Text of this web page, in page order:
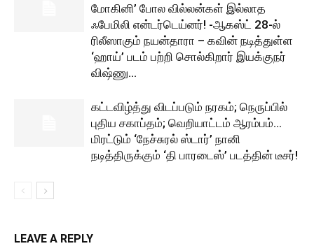
மோகினி’ போல வில்லன்கள் இல்லாத
ஃபேமிலி என்டர்டெய்னர்! -ஆகஸ்ட் 28-ல்
ரிலீஸாகும் நயன்தாரா – கவின் நடித்துள்ள
‘ஹாய்’ படம் பற்றி சொல்கிறார் இயக்குநர்
விஷ்ணு...
கட்டவிழ்த்து விடப்படும் நரகம்; நெருப்பில்
புதிய சகாப்தம்; வெறியாட்டம் ஆரம்பம்…
மிரட்டும் ‘நேச்சுரல் ஸ்டார்’ நானி
நடித்திருக்கும் ‘தி பாரடைஸ்’ படத்தின் டீசர்!
LEAVE A REPLY